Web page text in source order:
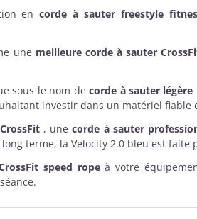
encorde à sauter freestyle
une meilleure corde à sauter
sous le nom decorde à sauter légère
investir dans un matériel fiable
, unecorde à sauter
terme, la Velocity 2.0 bleu est faite
speed ropeà votre